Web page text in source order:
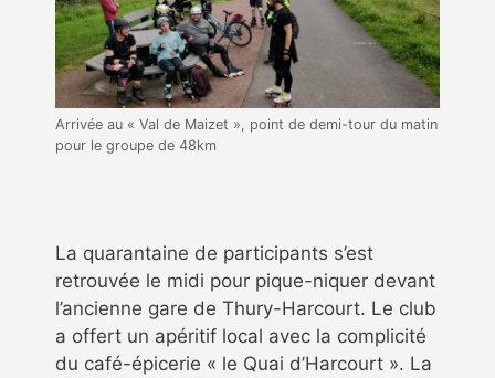
Arrivée au « Val de Maizet », point de demi-tour du matin
pour le groupe de 48km
La quarantaine de participants s’est
retrouvée le midi pour pique-niquer devant
l’ancienne gare de Thury-Harcourt. Le club
a offert un apéritif local avec la complicité
du café-épicerie « le Quai d’Harcourt ». La